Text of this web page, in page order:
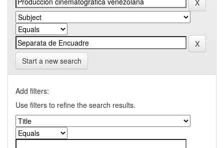
Start a new search
Add filters:
Use filters to refine the search results.